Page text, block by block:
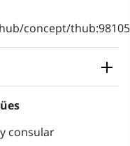
concept/
consular